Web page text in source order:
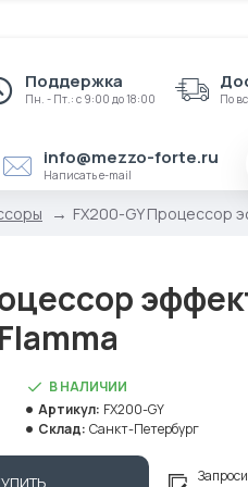
Поддержка
Пн. - Пт.: с 9:00 до 18:00 По
info@mezzo-forte.ru
Написать e-mail
FX200-GY Процессор
В НАЛИЧИИ
Артикул: FX200-GY
Склад: Санкт-Петербург